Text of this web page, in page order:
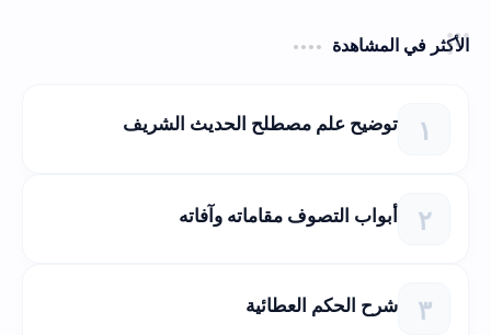
الأكثر في المشاهدة
توضيح علم مصطلح الحديث الشريف
أبواب التصوف مقاماته وآفاته
شرح الحكم العطائية